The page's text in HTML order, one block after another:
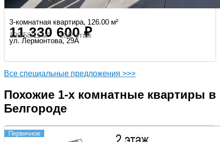
3-комнатная квартира, 126.00 м²
11 330 600 ₽
126/58/11 м² 10/2 этаж
ул. Лермонтова, 29А
Все специальные предложения >>>
Похожие 1-х комнатные квартиры в
Белгороде
Первичное